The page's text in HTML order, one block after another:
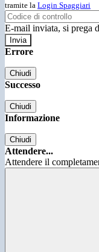
tramite la Login Spaggiari
E-mail inviata, si prega
Errore
Chiudi
Successo
Chiudi
Informazione
Chiudi
Attendere...
Attendere il